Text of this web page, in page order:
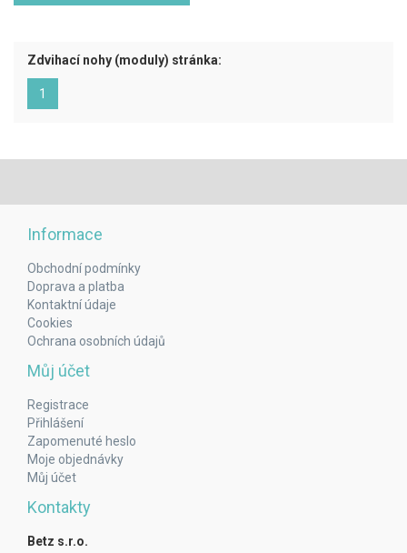
Zdvihací nohy (moduly) stránka:
1
Informace
Obchodní podmínky
Doprava a platba
Kontaktní údaje
Cookies
Ochrana osobních údajů
Můj účet
Registrace
Přihlášení
Zapomenuté heslo
Moje objednávky
Můj účet
Kontakty
Betz s.r.o.